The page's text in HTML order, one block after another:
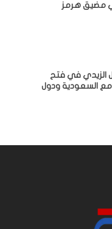
مضيق هرمز
الزيدي في فتح
السعودية ودول